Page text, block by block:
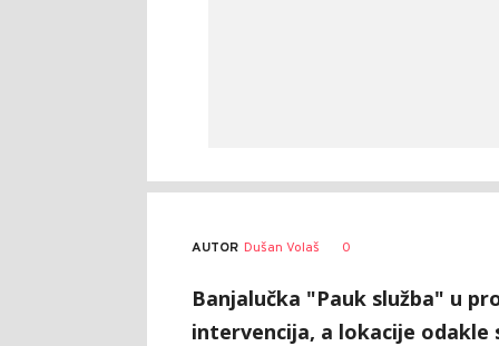
AUTOR Dušan Volaš 0
Banjalučka "Pauk služba" u
intervencija, a lokacije odakle